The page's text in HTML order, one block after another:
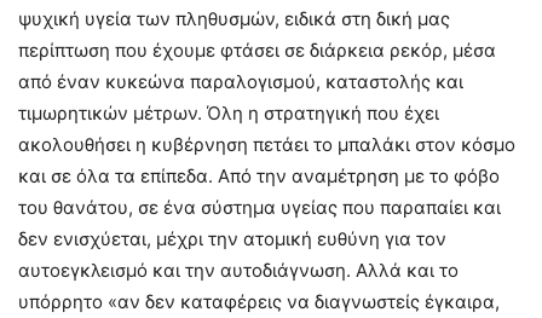
ψυχική υγεία των πληθυσμών, ειδικά στη δική μας
περίπτωση που έχουμε φτάσει σε διάρκεια ρεκόρ, μέσα
από έναν κυκεώνα παραλογισμού, καταστολής και
τιμωρητικών μέτρων. Όλη η στρατηγική που έχει
ακολουθήσει η κυβέρνηση πετάει το μπαλάκι στον κόσμο
και σε όλα τα επίπεδα. Από την αναμέτρηση με το φόβο
του θανάτου, σε ένα σύστημα υγείας που παραπαίει και
δεν ενισχύεται, μέχρι την ατομική ευθύνη για τον
αυτοεγκλεισμό και την αυτοδιάγνωση. Αλλά και το
υπόρρητο «αν δεν καταφέρεις να διαγνωστείς έγκαιρα,